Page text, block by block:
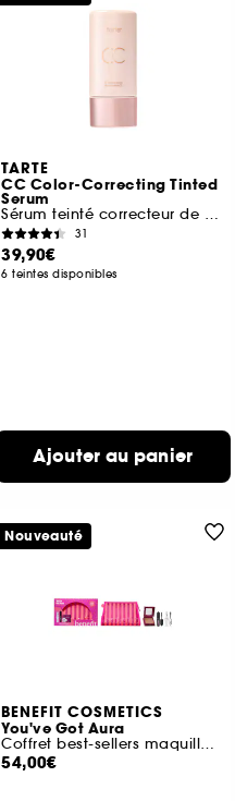
TARTE
CC Color-Correcting Tinted
Serum
Sérum teinté correcteur de couleur
31
39,90€
6 teintes disponibles
Ajouter au panier
BENEFIT COSMETICS
You've Got Aura
Coffret best-sellers maquillage
54,00€
Nouveauté